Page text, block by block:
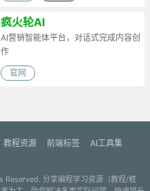
疯火轮AI
AI营销智能体平台，对话式完成内容创
作
官网
教程资源 前端标签
AI工具集